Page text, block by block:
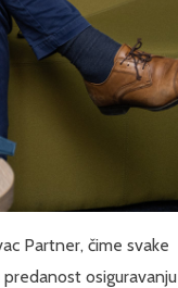
Partner, čime svake
osiguravanju